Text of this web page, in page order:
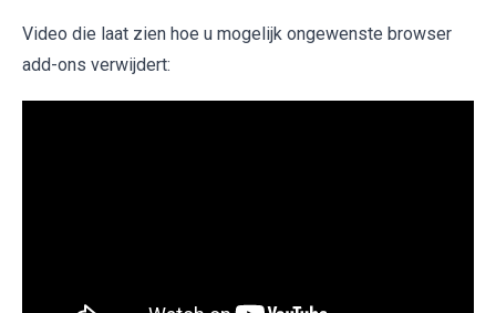
Video die laat zien hoe u mogelijk ongewenste browser
add-ons verwijdert: